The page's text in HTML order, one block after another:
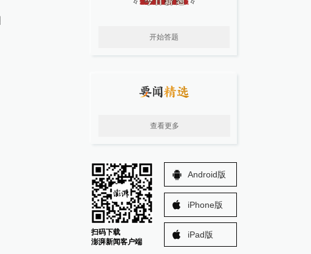
开始答题
查看更多
扫码下载
澎湃新闻客户端
Android版
iPhone版
iPad版